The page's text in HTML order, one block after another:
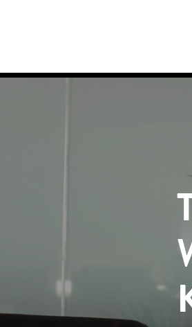
Shell Card